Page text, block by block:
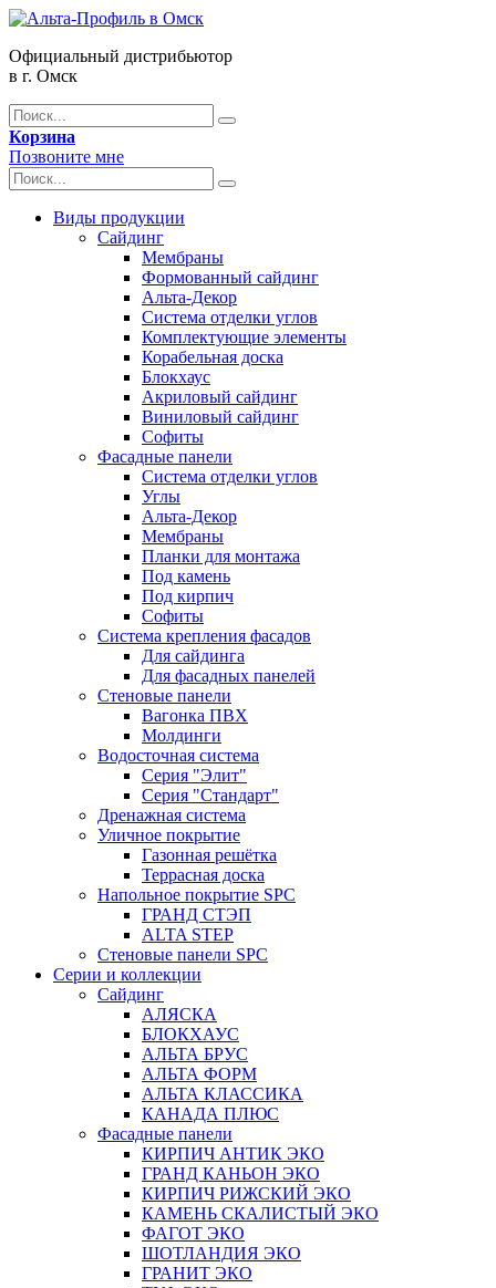
Официальный дистрибьютор
в г. Омск
Корзина
Позвоните мне
Виды продукции
Сайдинг
Мембраны
Формованный сайдинг
Альта-Декор
Система отделки углов
Комплектующие элементы
Корабельная доска
Блокхаус
Акриловый сайдинг
Виниловый сайдинг
Софиты
Фасадные панели
Система отделки углов
Углы
Альта-Декор
Мембраны
Планки для монтажа
Под камень
Под кирпич
Софиты
Система крепления фасадов
Для сайдинга
Для фасадных панелей
Стеновые панели
Вагонка ПВХ
Молдинги
Водосточная система
Серия "Элит"
Серия "Стандарт"
Дренажная система
Уличное покрытие
Газонная решётка
Террасная доска
Напольное покрытие SPC
ГРАНД СТЭП
ALTA STEP
Стеновые панели SPC
Серии и коллекции
Сайдинг
АЛЯСКА
БЛОКХАУС
АЛЬТА БРУС
АЛЬТА ФОРМ
АЛЬТА КЛАССИКА
КАНАДА ПЛЮС
Фасадные панели
КИРПИЧ АНТИК ЭКО
ГРАНД КАНЬОН ЭКО
КИРПИЧ РИЖСКИЙ ЭКО
КАМЕНЬ СКАЛИСТЫЙ ЭКО
ФАГОТ ЭКО
ШОТЛАНДИЯ ЭКО
ГРАНИТ ЭКО